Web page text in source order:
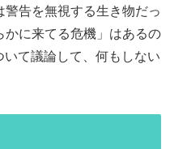
告を無視する生き物だっ
かに来てる危機」はあるの
て議論して、何もしない